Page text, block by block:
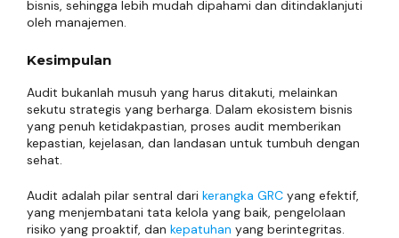
bisnis, sehingga lebih mudah dipahami dan ditindaklanjuti
oleh manajemen.
Kesimpulan
Audit bukanlah musuh yang harus ditakuti, melainkan
sekutu strategis yang berharga. Dalam ekosistem bisnis
yang penuh ketidakpastian, proses audit memberikan
kepastian, kejelasan, dan landasan untuk tumbuh dengan
sehat.
Audit adalah pilar sentral dari kerangka GRC yang efektif,
yang menjembatani tata kelola yang baik, pengelolaan
risiko yang proaktif, dan kepatuhan yang berintegritas.